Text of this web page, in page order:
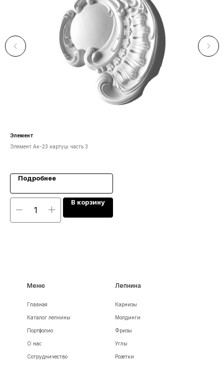
Элемент
Элемент Ак-23 картуш часть 3
Подробнее
В корзину
Меню
Главная
О нас
Каталог лепнины
Портфолио
Сотрудничество
Лепнина
Карнизы
Молдинги
Фризы
Углы
Розетки